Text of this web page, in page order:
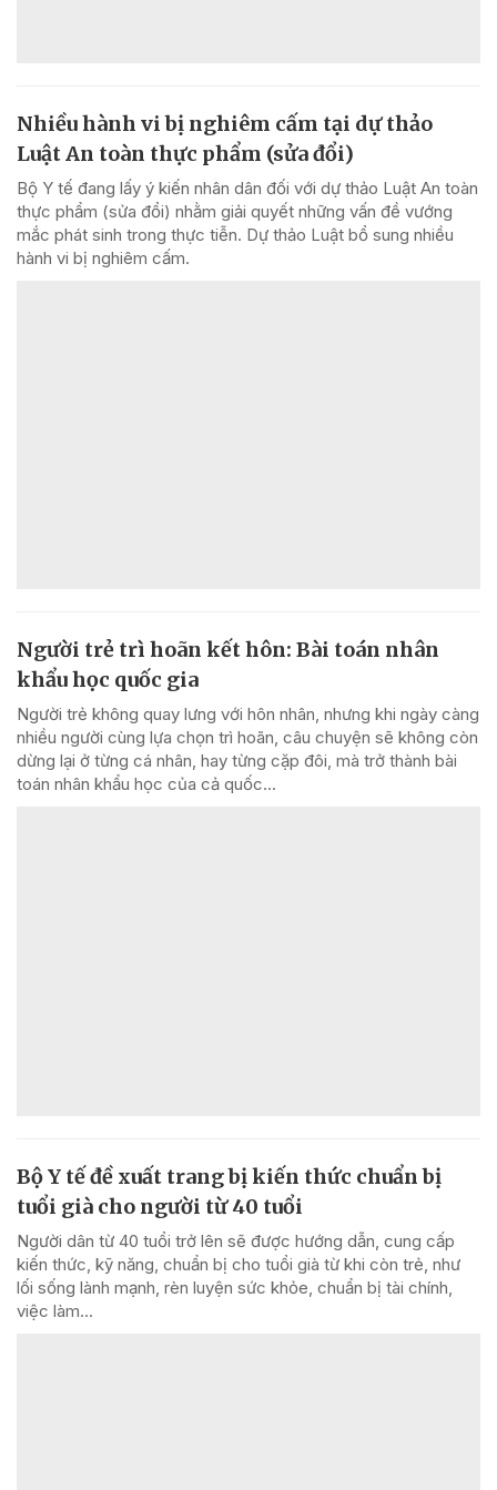
Nhiều hành vi bị nghiêm cấm tại dự thảo
Luật An toàn thực phẩm (sửa đổi)
Bộ Y tế đang lấy ý kiến nhân dân đối với dự thảo Luật An toàn
thực phẩm (sửa đổi) nhằm giải quyết những vấn đề vướng
mắc phát sinh trong thực tiễn. Dự thảo Luật bổ sung nhiều
hành vi bị nghiêm cấm.
Người trẻ trì hoãn kết hôn: Bài toán nhân
khẩu học quốc gia
Người trẻ không quay lưng với hôn nhân, nhưng khi ngày càng
nhiều người cùng lựa chọn trì hoãn, câu chuyện sẽ không còn
dừng lại ở từng cá nhân, hay từng cặp đôi, mà trở thành bài
toán nhân khẩu học của cả quốc...
Bộ Y tế đề xuất trang bị kiến thức chuẩn bị
tuổi già cho người từ 40 tuổi
Người dân từ 40 tuổi trở lên sẽ được hướng dẫn, cung cấp
kiến thức, kỹ năng, chuẩn bị cho tuổi già từ khi còn trẻ, như
lối sống lành mạnh, rèn luyện sức khỏe, chuẩn bị tài chính,
việc làm...